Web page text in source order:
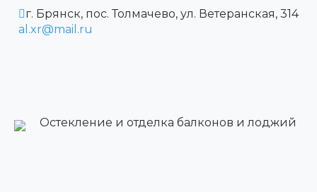
г. Брянск, пос. Толмачево, ул. Ветеранская, 314
al.xr@mail.ru
Остекление и отделка балконов и лоджий